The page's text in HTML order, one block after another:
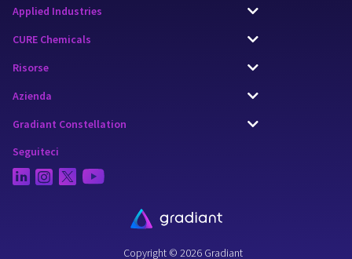
Applied Industries
CURE Chemicals
Risorse
Azienda
Gradiant Constellation
Seguiteci
Copyright © 2026 Gradiant